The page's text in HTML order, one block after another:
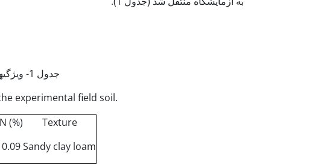
جدول 1- ویژگی‏های فیزیکی و شیمیایی خاک مزرعه
experimental field soil.
N (%)
Texture
0.09Sandy clay loam